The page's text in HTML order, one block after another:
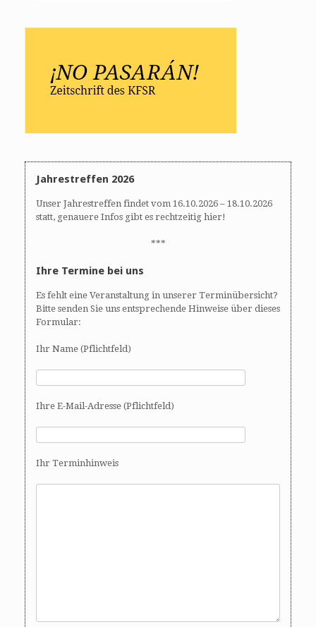
Jahrestreffen 2026
Unser Jahrestreffen findet vom 16.10.2026 – 18.10.2026
statt, genauere Infos gibt es rechtzeitig hier!
***
Ihre Termine bei uns
Es fehlt eine Veranstaltung in unserer Terminübersicht?
Bitte senden Sie uns entsprechende Hinweise über dieses
Formular:
Ihr Name (Pflichtfeld)
Ihre E-Mail-Adresse (Pflichtfeld)
Ihr Terminhinweis